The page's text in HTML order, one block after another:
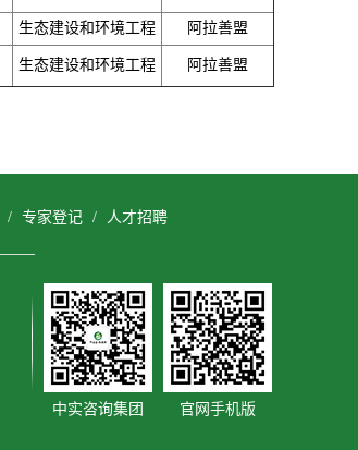
生态建设和环境工程 阿拉善盟
生态建设和环境工程 阿拉善盟
/ 专家登记 / 人才招聘
中实咨询集团 官网手机版